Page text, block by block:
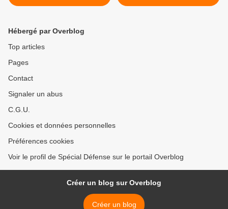
découverte dans la centrale
kényane >
Hébergé par Overblog
Top articles
Pages
Contact
Signaler un abus
C.G.U.
Cookies et données personnelles
Préférences cookies
Voir le profil de Spécial Défense sur le portail Overblog
Créer un blog sur Overblog
Créer un blog